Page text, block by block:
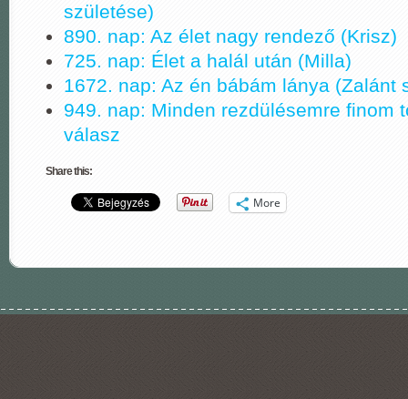
születése)
890. nap: Az élet nagy rendező (Krisz)
725. nap: Élet a halál után (Milla)
1672. nap: Az én bábám lánya (Zalánt
949. nap: Minden rezdülésemre finom
válasz
Share this:
More